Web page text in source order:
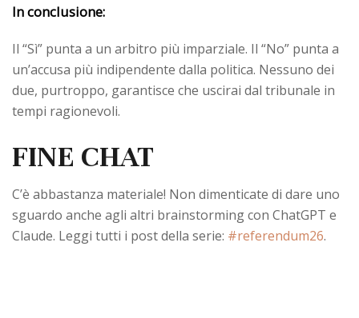
In conclusione:
Il “Sì” punta a un arbitro più imparziale. Il “No” punta a
un’accusa più indipendente dalla politica. Nessuno dei
due, purtroppo, garantisce che uscirai dal tribunale in
tempi ragionevoli.
FINE CHAT
C’è abbastanza materiale! Non dimenticate di dare uno
sguardo anche agli altri brainstorming con ChatGPT e
Claude. Leggi tutti i post della serie: #referendum26.